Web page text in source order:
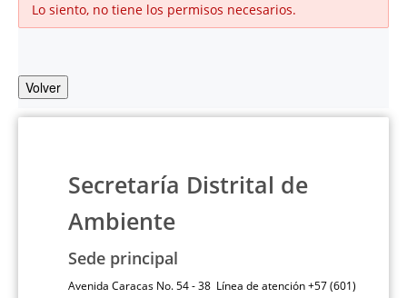
Lo siento, no tiene los permisos necesarios.
Volver
Secretaría Distrital de
Ambiente
Sede principal
Avenida Caracas No. 54 - 38 Línea de atención +57 (601)